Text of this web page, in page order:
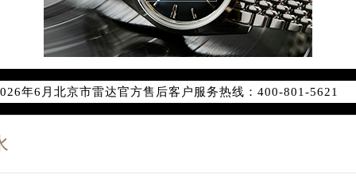
年6月雷达北京市售后服务网络优化升级公告
年6月北京市雷达官方售后客户服务热线：400-801-5621
年6月雷达售后服务中心最新网点地址：
京市东城区东长安街1号东方广场写字楼W3座6层602室（需提